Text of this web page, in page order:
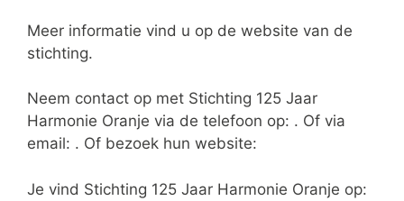
Meer informatie vind u op de website van de
stichting.
Neem contact op met Stichting 125 Jaar
Harmonie Oranje via de telefoon op: . Of via
email: . Of bezoek hun website:
Je vind Stichting 125 Jaar Harmonie Oranje op: